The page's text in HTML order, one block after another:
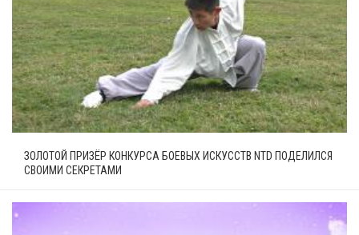
ЗОЛОТОЙ ПРИЗЁР КОНКУРСА БОЕВЫХ ИСКУССТВ NTD ПОДЕЛИЛСЯ
СВОИМИ СЕКРЕТАМИ